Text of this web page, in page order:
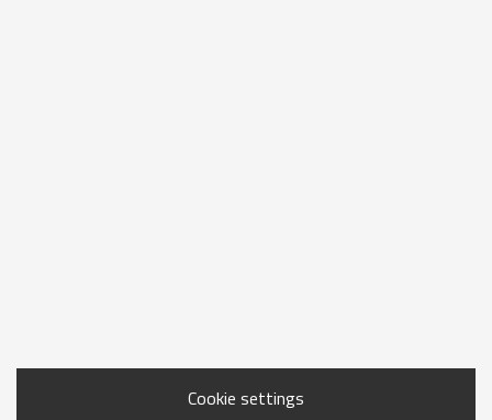
Cookie settings